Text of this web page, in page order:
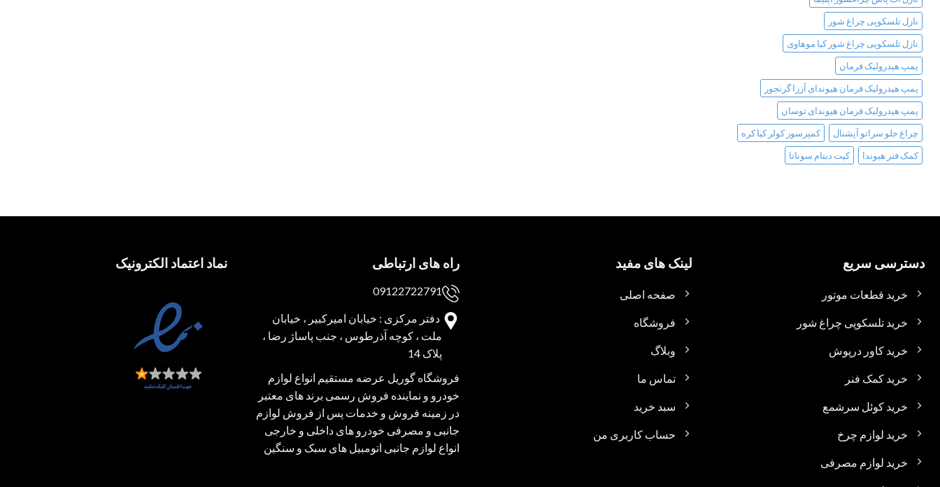
نازل تلسکوپی چراغ شور
نازل تلسکوپی چراغ شور کیا موهاوی
پمپ هیدرولیک فرمان
پمپ هیدرولیک فرمان هیوندای آزرا گرنجور
پمپ هیدرولیک فرمان هیوندای توسان
چراغ جلو سراتو آپشنال
کمپرسور کولر کیا کره
کمک فنر هیوندا
کیت دینام سوناتا
دسترسی سریع
خرید قطعات موتور
خرید تلسکوپی چراغ شور
خرید کاور درپوش
خرید کمک فنر
خرید کوئل سرشمع
خرید لوازم چرخ
خرید لوازم مصرفی
لینک های مفید
صفحه اصلی
فروشگاه
وبلاگ
تماس ما
سبد خرید
حساب کاربری من
راه های ارتباطی
09122722791
دفتر مرکزی : خیابان امیرکبیر ، خیابان
ملت ، کوچه آذرطوس ، جنب پاساژ رضا ،
پلاک 14
فروشگاه گوریل عرضه مستقیم انواع لوازم
خودرو و نماینده فروش رسمی برند های معتبر
در زمینه فروش و خدمات پس از فروش لوازم
جانبی و مصرفی خودرو های داخلی و خارجی
انواع لوازم جانبی اتومبیل های سبک و سنگین
نماد اعتماد الکترونیک